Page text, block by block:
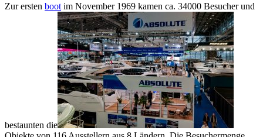
Zur ersten boot im November 1969 kamen ca. 34000 Besucher und
bestaunten die